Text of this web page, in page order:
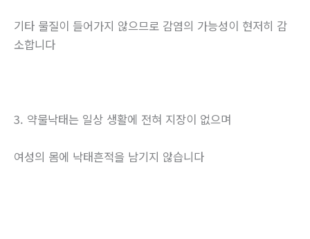
기타 물질이 들어가지 않으므로 감염의 가능성이 현저히 감
소합니다
3. 약물낙태는 일상 생활에 전혀 지장이 없으며
여성의 몸에 낙태흔적을 남기지 않습니다